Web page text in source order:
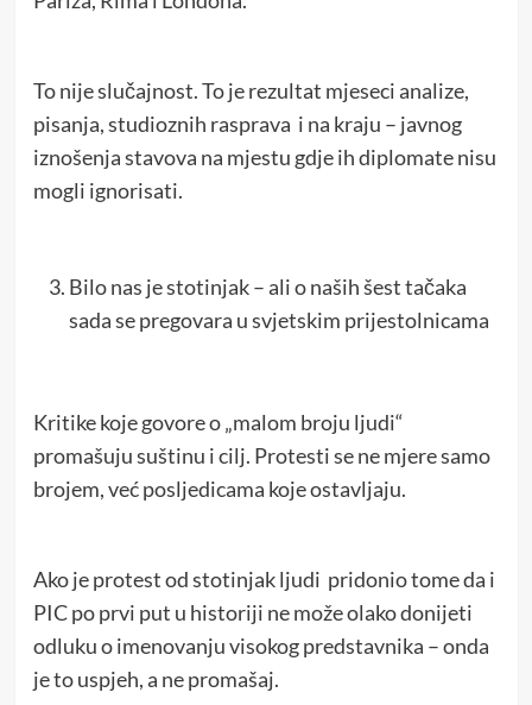
To nije slučajnost. To je rezultat mjeseci analize,
pisanja, studioznih rasprava i na kraju – javnog
iznošenja stavova na mjestu gdje ih diplomate nisu
mogli ignorisati.
Bilo nas je stotinjak – ali o naših šest tačaka
sada se pregovara u svjetskim prijestolnicama
Kritike koje govore o „malom broju ljudi“
promašuju suštinu i cilj. Protesti se ne mjere samo
brojem, već posljedicama koje ostavljaju.
Ako je protest od stotinjak ljudi pridonio tome da i
PIC po prvi put u historiji ne može olako donijeti
odluku o imenovanju visokog predstavnika – onda
je to uspjeh, a ne promašaj.